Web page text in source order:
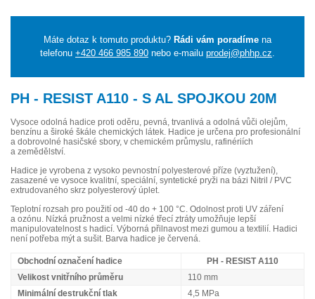
Máte dotaz k tomuto produktu? Rádi vám poradíme na
telefonu +420 466 985 890 nebo e-mailu prodej@phhp.cz.
PH - RESIST A110 - S AL SPOJKOU 20M
Vysoce odolná hadice proti oděru, pevná, trvanlivá a odolná vůči olejům,
benzínu a široké škále chemických látek. Hadice je určena pro profesionální
a dobrovolné hasičské sbory, v chemickém průmyslu, rafinériích
a zemědělství.
Hadice je vyrobena z vysoko pevnostní polyesterové příze (vyztužení),
zasazené ve vysoce kvalitní, speciální, syntetické pryži na bázi Nitril / PVC
extrudovaného skrz polyesterový úplet.
Teplotní rozsah pro použití od -40 do + 100 °C. Odolnost proti UV záření
a ozónu. Nízká pružnost a velmi nízké třecí ztráty umožňuje lepší
manipulovatelnost s hadicí. Výborná přilnavost mezi gumou a textilií. Hadici
není potřeba mýt a sušit. Barva hadice je červená.
Obchodní označení hadice
PH - RESIST A110
Velikost vnitřního průměru
110 mm
Minimální destrukční tlak
4,5 MPa